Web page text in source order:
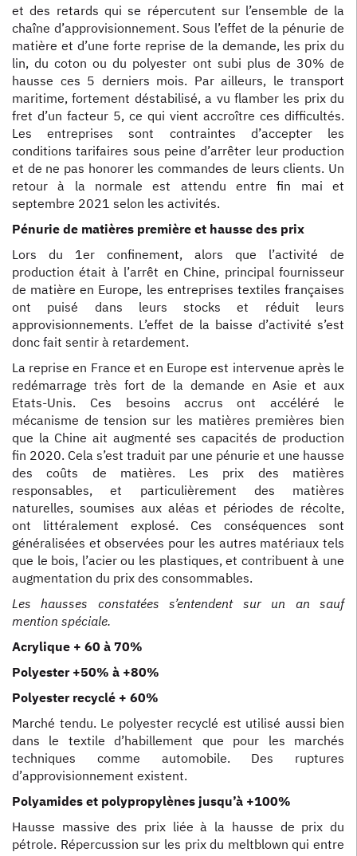
et des retards qui se répercutent sur l’ensemble de la
chaîne d’approvisionnement. Sous l’effet de la pénurie de
matière et d’une forte reprise de la demande, les prix du
lin, du coton ou du polyester ont subi plus de 30% de
hausse ces 5 derniers mois. Par ailleurs, le transport
maritime, fortement déstabilisé, a vu flamber les prix du
fret d’un facteur 5, ce qui vient accroître ces difficultés.
Les entreprises sont contraintes d’accepter les
conditions tarifaires sous peine d’arrêter leur production
et de ne pas honorer les commandes de leurs clients. Un
retour à la normale est attendu entre fin mai et
septembre 2021 selon les activités.
Pénurie de matières première et hausse des prix
Lors du 1er confinement, alors que l’activité de
production était à l’arrêt en Chine, principal fournisseur
de matière en Europe, les entreprises textiles françaises
ont puisé dans leurs stocks et réduit leurs
approvisionnements. L’effet de la baisse d’activité s’est
donc fait sentir à retardement.
La reprise en France et en Europe est intervenue après le
redémarrage très fort de la demande en Asie et aux
Etats-Unis. Ces besoins accrus ont accéléré le
mécanisme de tension sur les matières premières bien
que la Chine ait augmenté ses capacités de production
fin 2020. Cela s’est traduit par une pénurie et une hausse
des coûts de matières. Les prix des matières
responsables, et particulièrement des matières
naturelles, soumises aux aléas et périodes de récolte,
ont littéralement explosé. Ces conséquences sont
généralisées et observées pour les autres matériaux tels
que le bois, l’acier ou les plastiques, et contribuent à une
augmentation du prix des consommables.
Les hausses constatées s’entendent sur un an sauf
mention spéciale.
Acrylique + 60 à 70%
Polyester +50% à +80%
Polyester recyclé + 60%
Marché tendu. Le polyester recyclé est utilisé aussi bien
dans le textile d’habillement que pour les marchés
techniques comme automobile. Des ruptures
d’approvisionnement existent.
Polyamides et polypropylènes jusqu’à +100%
Hausse massive des prix liée à la hausse de prix du
pétrole. Répercussion sur les prix du meltblown qui entre